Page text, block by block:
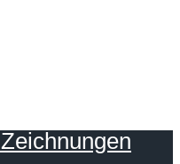
Zeichnungen